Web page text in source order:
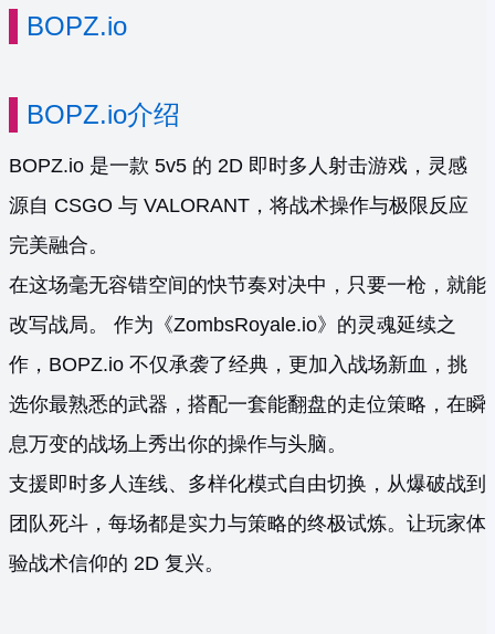
BOPZ.io
BOPZ.io介绍
BOPZ.io 是一款 5v5 的 2D 即时多人射击游戏，灵感
源自 CSGO 与 VALORANT，将战术操作与极限反应
完美融合。
在这场毫无容错空间的快节奏对决中，只要一枪，就能
改写战局。 作为《ZombsRoyale.io》的灵魂延续之
作，BOPZ.io 不仅承袭了经典，更加入战场新血，挑
选你最熟悉的武器，搭配一套能翻盘的走位策略，在瞬
息万变的战场上秀出你的操作与头脑。
支援即时多人连线、多样化模式自由切换，从爆破战到
团队死斗，每场都是实力与策略的终极试炼。让玩家体
验战术信仰的 2D 复兴。